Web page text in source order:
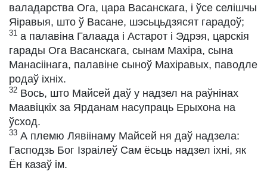
валадарства Ога, цара Васанскага, і ўсе селішчы
Яіравыя, што ў Васане, шэсьцьдзясят гарадоў;
31 а палавіна Галаада і Астарот і Эдрэя, царскія
гарады Ога Васанскага, сынам Махіра, сына
Манасіінага, палавіне сыноў Махіравых, паводле
родаў іхніх.
32 Вось, што Майсей даў у надзел на раўнінах
Маавіцкіх за Ярданам насупраць Ерыхона на
ўсход.
33 А племю Лявіінаму Майсей ня даў надзела:
Гасподзь Бог Ізраілеў Сам ёсьць надзел іхні, як
Ён казаў ім.